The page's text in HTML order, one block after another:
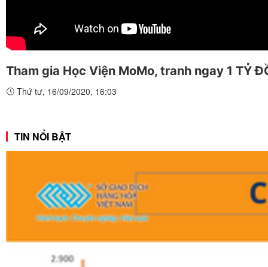
Tham gia Học Viện MoMo, tranh ngay 1 TỶ
Thứ tư, 16/09/2020, 16:03
TIN NỔI BẬT